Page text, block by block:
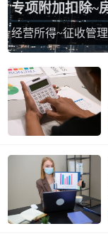
专项附加扣除~
经营所得~征收管